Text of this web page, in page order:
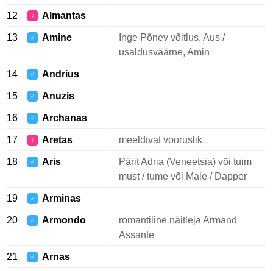
12 ♀ Almantas
13 ♂ Amine
Inge Põnev võitlus, Aus /
usaldusväärne, Amin
14 ♂ Andrius
15 ♂ Anuzis
16 ♂ Archanas
17 ♀ Aretas meeldivat vooruslik
18 ♂ Aris
Pärit Adria (Veneetsia) või tuim
must / tume või Male / Dapper
19 ♂ Arminas
20 ♂ Armondo
romantiline näitleja Armand
Assante
21 ♂ Arnas